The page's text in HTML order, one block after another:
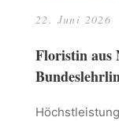
22. Juni 2026
Floristin aus